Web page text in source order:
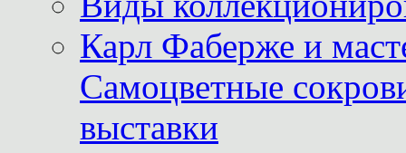
Карл Фаберже и
Самоцветные
выставки